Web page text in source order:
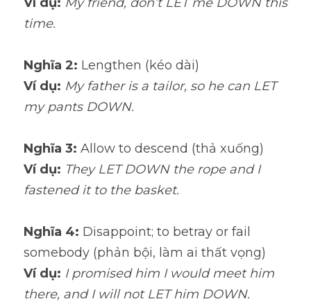
time.
Nghĩa 2: Lengthen (kéo dài)
Ví dụ: My father is a tailor, so he can LET
my pants DOWN.
Nghĩa 3: Allow to descend (thả xuống)
Ví dụ: They LET DOWN the rope and I
fastened it to the basket.
Nghĩa 4: Disappoint; to betray or fail
somebody (phản bội, làm ai thất vọng)
Ví dụ: I promised him I would meet him
there, and I will not LET him DOWN.